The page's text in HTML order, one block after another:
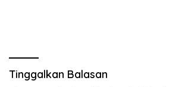
Tinggalkan Balasan